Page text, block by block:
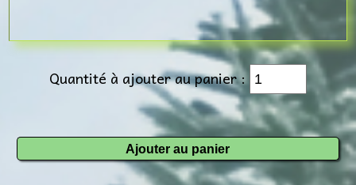
Quantité à ajouter au panier :